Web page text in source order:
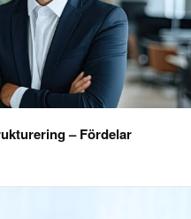
– Fördelar